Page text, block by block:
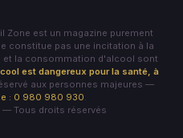
Zone est un magazine purement
constitue pas une incitation à la
la consommation d'alcool sont
est dangereux pour la santé, à
aux personnes majeures —
: 0 980 980 930
Tous droits réservés